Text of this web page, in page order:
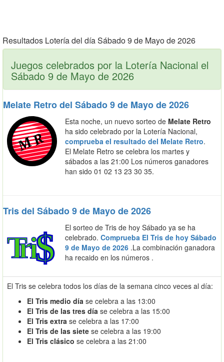
Resultados Lotería del día Sábado 9 de Mayo de 2026
Juegos celebrados por la Lotería Nacional el
Sábado 9 de Mayo de 2026
Melate Retro del Sábado 9 de Mayo de 2026
Esta noche, un nuevo sorteo de Melate Retro
ha sido celebrado por la Lotería Nacional,
comprueba el resultado del Melate Retro.
El Melate Retro se celebra los martes y
sábados a las 21:00 Los números ganadores
han sido 01 02 13 23 30 35.
Tris del Sábado 9 de Mayo de 2026
El sorteo de Tris de hoy Sábado ya se ha
celebrado. Comprueba El Tris de hoy Sábado
9 de Mayo de 2026 .La combinación ganadora
ha recaido en los números .
El Tris se celebra todos los días de la semana cinco veces al día:
El Tris medio día se celebra a las 13:00
El Tris de las tres día se celebra a las 15:00
El Tris extra se celebra a las 17:00
El Tris de las siete se celebra a las 19:00
El Tris clásico se celebra a las 21:00